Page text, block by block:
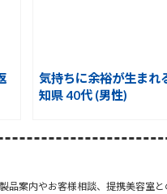
気持ちに余裕が生まれ
知県 40代 (男性)
品案内やお客様相談、提携美容室